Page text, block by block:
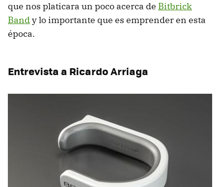
que nos platicara un poco acerca de Bitbrick
Bandy lo importante que es emprender en esta
época.
Entrevista a Ricardo Arriaga